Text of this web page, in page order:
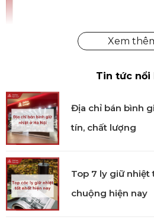
Nĩa tráng miệng Glamour
Công nghệ sản xuất
Nĩa tráng miệng Glamour
công nghệ tiên tiến. Sản
lượng đồng nhất, đảm bảo các
xác và đạt tiêu chuẩn quốc tế.
Sử dụng
Tin tức nổi
Địa chỉ bán bình
tín, chất lượng
Top 7 ly giữ nhiệt
chuộng hiện nay